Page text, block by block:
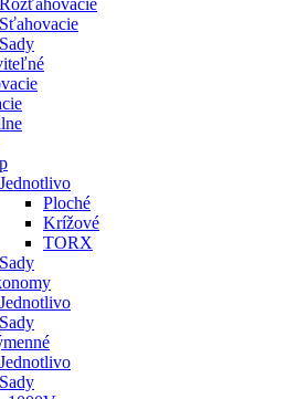
Rozťahovacie
Sťahovacie
Sady
Jednotlivo
Ploché
Krížové
TORX
Sady
Jednotlivo
Sady
Jednotlivo
Sady